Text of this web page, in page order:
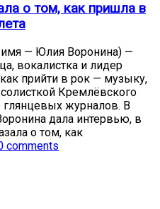
о том, как пришла в
— Юлия Воронина) —
вокалистка и лидер
прийти в рок — музыку,
Кремлёвского
журналов. В
дала интервью, в
о том, как
comments